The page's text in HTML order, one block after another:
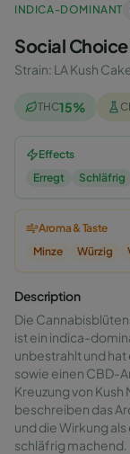
INDICA-DOMINANT
Social Choice
Strain: LA Kush
THC15%
Effects
Erregt
Schläfrig
Aroma & Taste
Minze
Würzig
Description
Die
ist ein indica-
unbestrahlt und
sowie einen CBD-
Kreuzung von
beschreiben das
und die Wirkung
schläfrig machend.